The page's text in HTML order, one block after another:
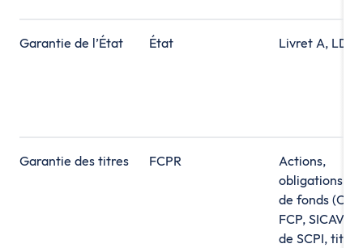
Garantie de l’État État Livret A,
Garantie des titres FCPR
Actions,
obligations,
de fonds
FCP, SICAV),
de SCPI,